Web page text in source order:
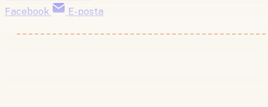
Facebook
E-posta